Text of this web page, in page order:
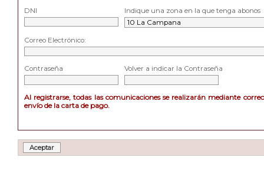
DNI Indique una zona en la que tenga abonos
Correo Electrónico:
Contraseña Volver a indicar la Contraseña
Al registrarse, todas las comunicaciones se realizarán mediante
envío de la carta de pago.